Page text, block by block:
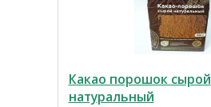
Какао порошок сырой
натуральный